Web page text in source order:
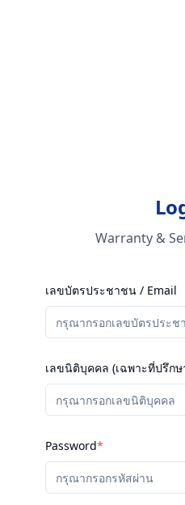
Warranty &
เลขบัตรประชาชน / Email
เลขนิติบุคคล (เฉพาะที่ปรึก
Password*